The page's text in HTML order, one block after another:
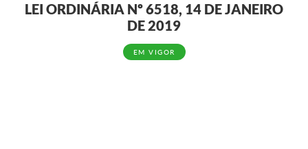
LEI ORDINÁRIA Nº 6518, 14 DE JANEIRO
DE 2019
EM VIGOR